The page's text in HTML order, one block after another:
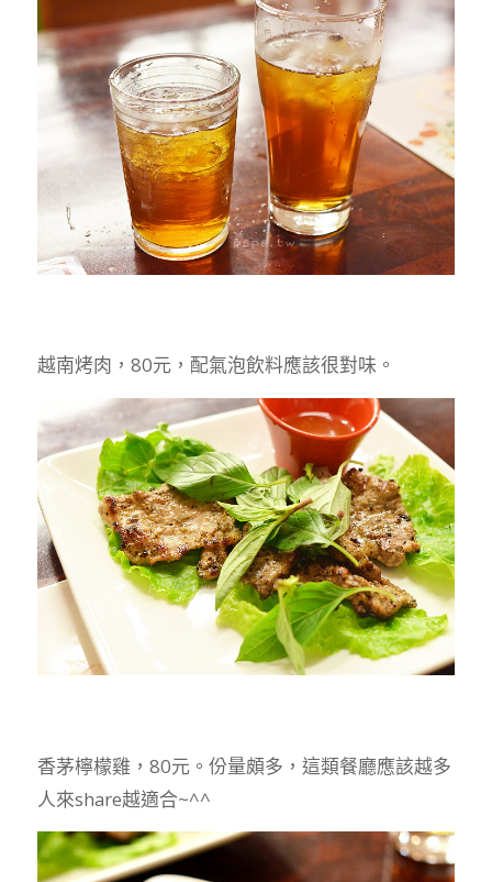
越南烤肉，80元，配氣泡飲料應該很對味。
香茅檸檬雞，80元。份量頗多，這類餐廳應該越多
人來share越適合~^^